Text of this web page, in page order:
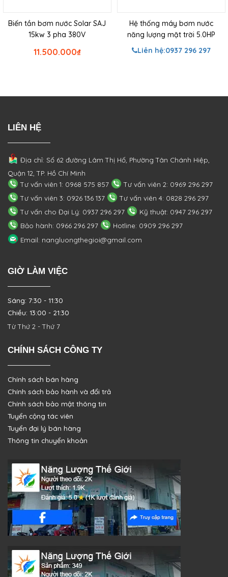
Biến tần bơm nước Solar SAJ
15kw 3 pha 380V
₫
11.500.000
Hệ thống máy bơm nước
năng lượng mặt trời 5.0HP
Liên hệ:0937 296 297
LIÊN HỆ
Địa chỉ: Số 62 đường Lâm Thị Hố, PhườngTân Chánh Hiệp,
Quận 12, TP. Hồ Chí Minh
Tư vấn viên 1: 0968 575 857
Tư vấn viên 2: 0969 296 297
Tư vấn viên 3: 0926 136 137
Tư vấn viên 4: 0828 296 297
Tư vấn cho Đại Lý: 0937 296 297
Kỹ thuật: 0947 296 297
Bảo hành: 0966 296 297
Hotline: 0909 296 297
Email: nangluongthegioi@gmail.com
GIỜ LÀM VIỆC
Sáng: 7:30 - 11:30
Chiều: 13:00 - 21:30
Từ Thứ 2 - Thứ 7
CHÍNH SÁCH CÔNG TY
Chính sách bán hàng
Chính sách bảo hành và đổi trả
Chính sách bảo mật thông tin
Tuyển cộng tác viên
Tuyển đại lý bán hàng
Thông tin chuyển khoản